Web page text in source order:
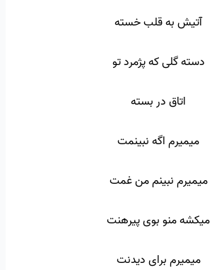
آتیش به قلب خسته
دسته گلی که پژمرد تو
اتاق در بسته
میمیرم اگه نبینمت
میمیرم نبینم من غمت
میکشه منو بوی پیرهنت
میمیرم برای دیدنت